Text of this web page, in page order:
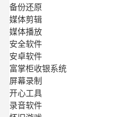
备份还原
媒体剪辑
媒体播放
安全软件
安卓软件
富掌柜收银系统
屏幕录制
开心工具
录音软件